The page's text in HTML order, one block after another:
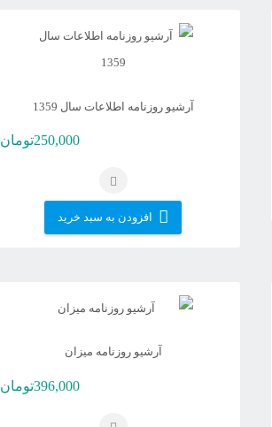
آرشیو روزنامه اطلاعات سال 1359
250,000تومان
افزودن به سبد خرید
آرشیو روزنامه میزان
396,000تومان